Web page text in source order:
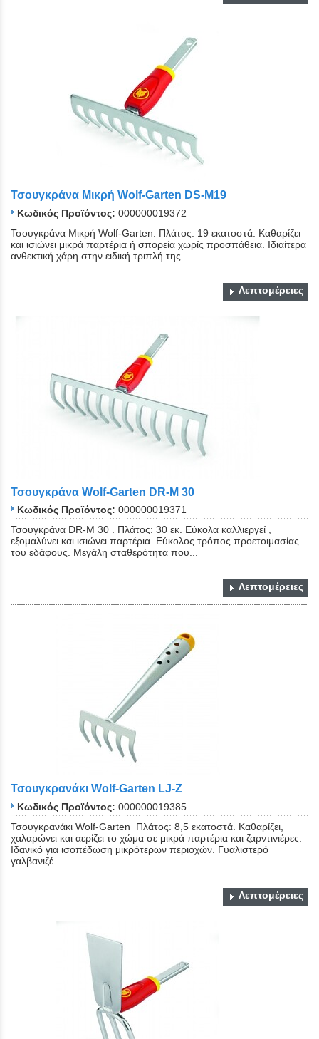
Τσουγκράνα Μικρή Wolf-Garten DS-M19
Κωδικός Προϊόντος: 000000019372
Τσουγκράνα Μικρή Wolf-Garten. Πλάτος: 19 εκατοστά. Καθαρίζει
και ισιώνει μικρά παρτέρια ή σπορεία χωρίς προσπάθεια. Ιδιαίτερα
ανθεκτική χάρη στην ειδική τριπλή της...
Λεπτομέρειες
Τσουγκράνα Wolf-Garten DR-M 30
Κωδικός Προϊόντος: 000000019371
Τσουγκράνα DR-M 30 . Πλάτος: 30 εκ. Εύκολα καλλιεργεί ,
εξομαλύνει και ισιώνει παρτέρια. Εύκολος τρόπος προετοιμασίας
του εδάφους. Μεγάλη σταθερότητα που...
Λεπτομέρειες
Τσουγκρανάκι Wolf-Garten LJ-Z
Κωδικός Προϊόντος: 000000019385
Τσουγκρανάκι Wolf-Garten Πλάτος: 8,5 εκατοστά. Καθαρίζει,
χαλαρώνει και αερίζει το χώμα σε μικρά παρτέρια και ζαρντινιέρες.
Ιδανικό για ισοπέδωση μικρότερων περιοχών. Γυαλιστερό
γαλβανιζέ.
Λεπτομέρειες